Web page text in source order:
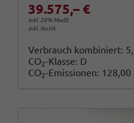
39.575,– €
inkl. 20% MwSt.
inkl. NoVA
Verbrauch kombiniert:
CO2-Klasse: D
CO2-Emissionen: 128,00